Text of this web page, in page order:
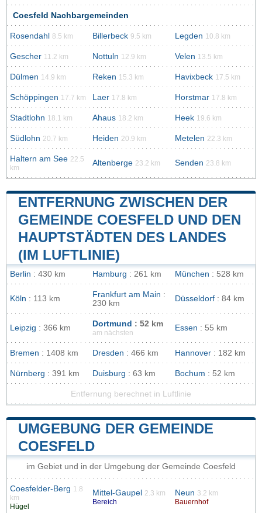
Coesfeld Nachbargemeinden
Rosendahl 8.5 km Billerbeck 9.5 km Legden 10.8 km
Gescher 11.2 km Nottuln 12.9 km Velen 13.5 km
Dülmen 14.9 km Reken 15.3 km Havixbeck 17.5 km
Schöppingen 17.7 km Laer 17.8 km Horstmar 17.8 km
Stadtlohn 18.1 km Ahaus 18.2 km Heek 19.6 km
Südlohn 20.7 km Heiden 20.9 km Metelen 22.3 km
Haltern am See 22.5
km
Altenberge 23.2 km Senden 23.8 km
ENTFERNUNG ZWISCHEN DER
GEMEINDE COESFELD UND DEN
HAUPTSTÄDTEN DES LANDES
(IM LUFTLINIE)
Berlin : 430 km Hamburg : 261 km München : 528 km
Köln : 113 km Frankfurt am Main :
230 km
Düsseldorf : 84 km
Leipzig : 366 km Dortmund : 52 km
am nächsten
Essen : 55 km
Bremen : 1408 km Dresden : 466 km Hannover : 182 km
Nürnberg : 391 km Duisburg : 63 km Bochum : 52 km
Entfernung berechnet in Luftlinie
UMGEBUNG DER GEMEINDE
COESFELD
im Gebiet und in der Umgebung der Gemeinde Coesfeld
Coesfelder-Berg 1.8
km
Hügel
Mittel-Gaupel
2.3 km
Bereich
Neun 3.2 km
Bauernhof